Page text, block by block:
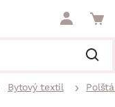
Bytový textil